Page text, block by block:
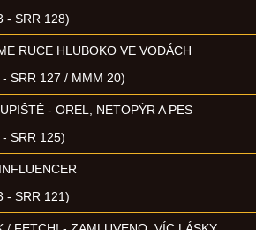
- SRR 128)
RUCE HLUBOKO VE VODÁCH
SRR 127 / MMM 20)
- OREL, NETOPÝR A PES
SRR 125)
- SRR 121)